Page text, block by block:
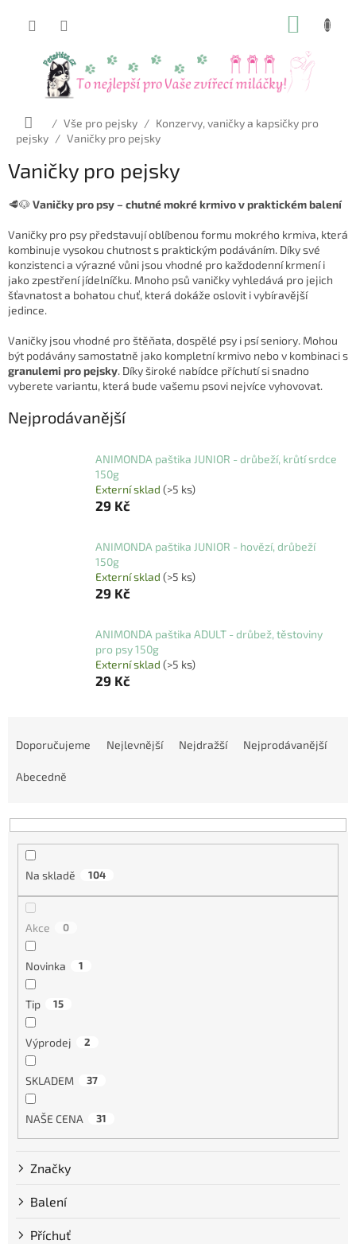
Domů
/ Vše pro pejsky / Konzervy, vaničky a kapsičky pro
pejsky / Vaničky pro pejsky
Vaničky pro pejsky
🥩🐶 Vaničky pro psy – chutné mokré krmivo v praktickém balení
Vaničky pro psy představují oblíbenou formu mokrého krmiva, která
kombinuje vysokou chutnost s praktickým podáváním. Díky své
konzistenci a výrazné vůni jsou vhodné pro každodenní krmení i
jako zpestření jídelníčku. Mnoho psů vaničky vyhledává pro jejich
šťavnatost a bohatou chuť, která dokáže oslovit i vybíravější
jedince.
Vaničky jsou vhodné pro štěňata, dospělé psy i psí seniory. Mohou
být podávány samostatně jako kompletní krmivo nebo v kombinaci s
granulemi pro pejsky. Díky široké nabídce příchutí si snadno
vyberete variantu, která bude vašemu psovi nejvíce vyhovovat.
Nejprodávanější
ANIMONDA paštika JUNIOR - drůbeží, krůtí srdce
150g
Externí sklad (>5 ks)
29 Kč
ANIMONDA paštika JUNIOR - hovězí, drůbeží
150g
Externí sklad (>5 ks)
29 Kč
ANIMONDA paštika ADULT - drůbež, těstoviny
pro psy 150g
Externí sklad (>5 ks)
29 Kč
p
Doporučujeme Nejlevnější Nejdražší Nejprodávanější
Abecedně
Na skladě 104
Akce 0
Novinka 1
Tip 15
Výprodej 2
SKLADEM 37
NAŠE CENA 31
Značky
Balení
Příchuť